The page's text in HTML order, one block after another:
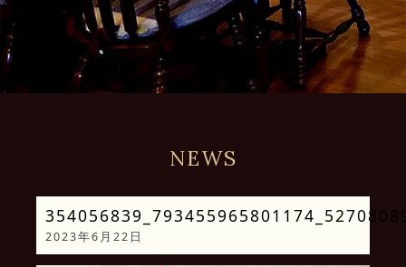
NEWS
2023年6月22日